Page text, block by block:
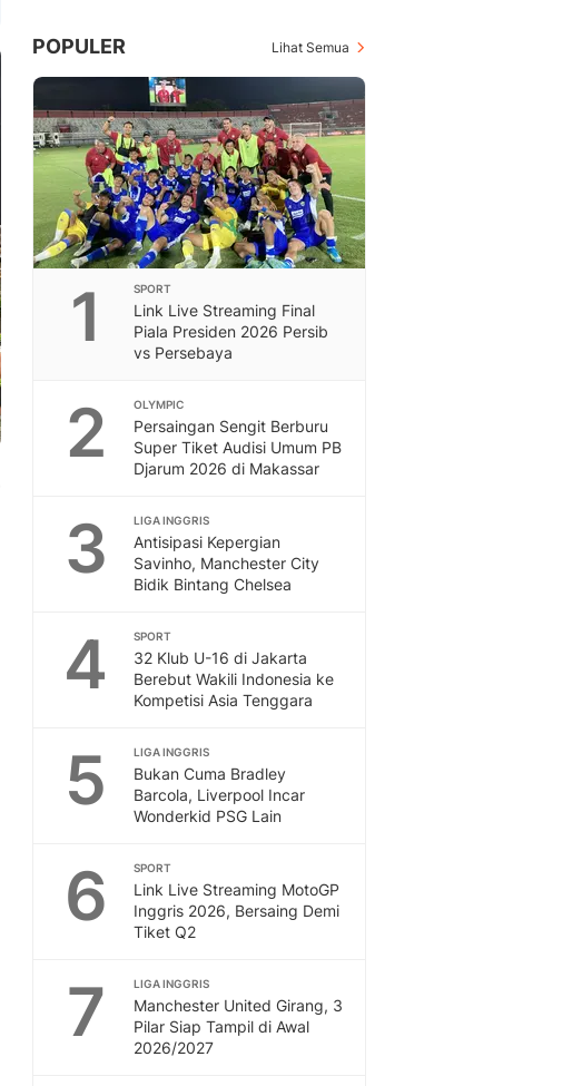
POPULER Lihat Semua
1 SPORT
Link Live Streaming Final
Piala Presiden 2026 Persib
vs Persebaya
2 OLYMPIC
Persaingan Sengit Berburu
Super Tiket Audisi Umum PB
Djarum 2026 di Makassar
3 LIGA INGGRIS
Antisipasi Kepergian
Savinho, Manchester City
Bidik Bintang Chelsea
4 SPORT
32 Klub U-16 di Jakarta
Berebut Wakili Indonesia ke
Kompetisi Asia Tenggara
5 LIGA INGGRIS
Bukan Cuma Bradley
Barcola, Liverpool Incar
Wonderkid PSG Lain
6 SPORT
Link Live Streaming MotoGP
Inggris 2026, Bersaing Demi
Tiket Q2
7 LIGA INGGRIS
Manchester United Girang, 3
Pilar Siap Tampil di Awal
2026/2027